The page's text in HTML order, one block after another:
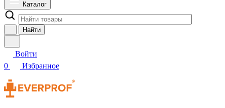
Каталог
Найти
Войти
0
Избранное